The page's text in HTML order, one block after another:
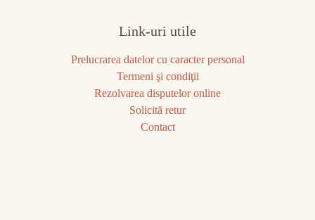
Link-uri utile
Prelucrarea datelor cu caracter personal
Termeni şi condiţii
Rezolvarea disputelor online
Solicită retur
Contact